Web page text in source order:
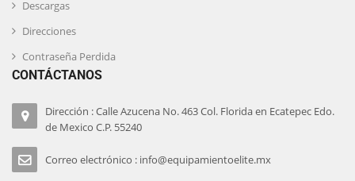
Descargas
Direcciones
Contraseña Perdida
CONTÁCTANOS
Dirección : Calle Azucena No. 463 Col. Florida en Ecatepec Edo.
de Mexico C.P. 55240
Correo electrónico : info@equipamientoelite.mx